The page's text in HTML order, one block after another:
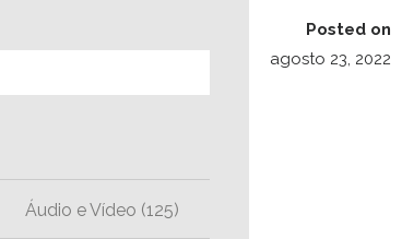
Áudio e Vídeo (125)
Posted on
agosto 23, 2022